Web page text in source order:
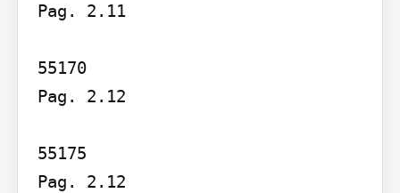
Pag. 2.11
55170
Pag. 2.12
55175
Pag. 2.12